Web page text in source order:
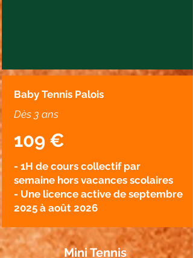
Baby Tennis Palois
Dès 3 ans​
109 €
- 1H de cours collectif par
semaine hors vacances scolaires
- Une licence active de septembre
2025 à août 2026
Mini Tennis